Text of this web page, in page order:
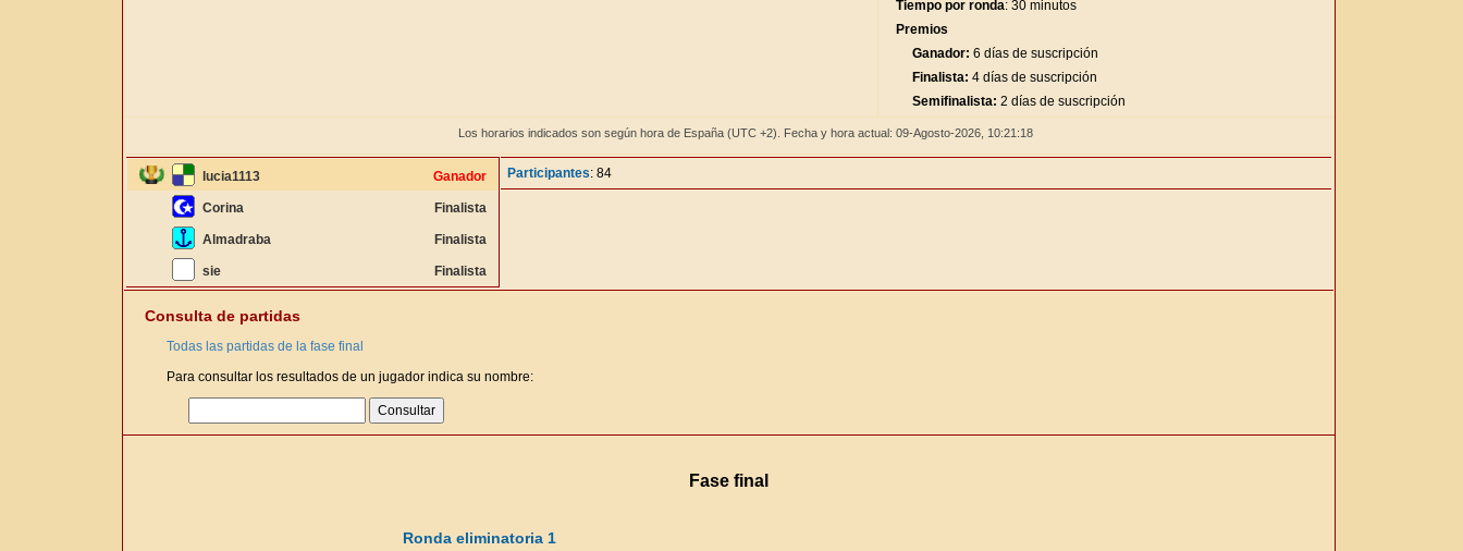
Tiempo por ronda: 30 minutos
Premios
Ganador: 6 días de suscripción
Finalista: 4 días de suscripción
Semifinalista: 2 días de suscripción
Los horarios indicados son según hora de España (UTC +2). Fecha y hora actual: 09-Agosto-2026, 10:21:19
lucia1113 Ganador
Corina Finalista
Almadraba Finalista
sie Finalista
Participantes: 84
Consulta de partidas
Todas las partidas de la fase final
Para consultar los resultados de un jugador indica su nombre:
Fase final
Ronda eliminatoria 1